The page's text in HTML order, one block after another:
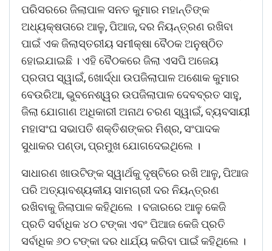
ପରିସରରେ ଜିଲାପାଳ ସନତ କୁମାର ମହାନ୍ତିଙ୍କ
ଅଧ୍ୟକ୍ଷତାରେ ଆଳୁ, ପିଆଜ, ଦର ନିୟନ୍ତ୍ରଣ ରଖିବା
ପାଇଁ ଏକ ଜିଲାସ୍ତରୀୟ ସମୀକ୍ଷା ବୈଠକ ଅନୁଷ୍ଠିତ
ହୋଇଯାଇଛି । ଏହି ବୈଠକରେ ଜିଲା ଏସପି ଅଜେୟ
ପ୍ରତାପ ସ୍ୱାଇଁ, ଖୋର୍ଦ୍ଧା ଉପଜିଲାପାଳ ଅଶୋକ କୁମାର
ବେଉରିଆ, ଭୁବନେଶ୍ୱର ଉପଜିଲାପାଳ ଦେବବ୍ରତ ସାହୁ,
ଜିଲା ଯୋଗାଣ ଅଧିକାରୀ ଅନାଥ ଚରଣ ସ୍ୱାଇଁ, ବ୍ୟବସାୟୀ
ମହାସଂଘ ସଭାପତି ଶକ୍ତିଶଙ୍କର ମିଶ୍ର, ସଂପାଦକ
ସୁଧାକର ପଣ୍ଡା, ପ୍ରମୁଖ ଯୋଗଦେଇଥିଲେ ।
ସାଧାରଣ ଖାଉଟିଙ୍କ ସ୍ୱାର୍ଥକୁ ଦୃଷ୍ଟିରେ ରଖି ଆଳୁ, ପିଆଜ
ପରି ଅତ୍ୟାବଶ୍ୟକୀୟ ସାମଗ୍ରୀ ଦର ନିୟନ୍ତ୍ରଣ
ରଖିବାକୁ ଜିଲାପାଳ କହିଥିଲେ । ବଜାରରେ ଆଳୁ କେଜି
ପ୍ରତି ସର୍ବାଧିକ ୪୦ ଟଙ୍କା ଏବଂ ପିଆଜ କେଜି ପ୍ରତି
ସର୍ବାଧିକ ୬୦ ଟଙ୍କା ଦର ଧାର୍ଯ୍ୟ କରିବା ପାଇଁ କହିଥିଲେ ।